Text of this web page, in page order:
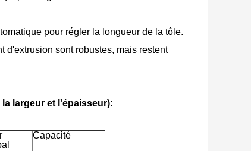
pour régler la longueur de la tôle.
d'extrusion sont robustes, mais restent
largeur et l'épaisseur):
Capacité